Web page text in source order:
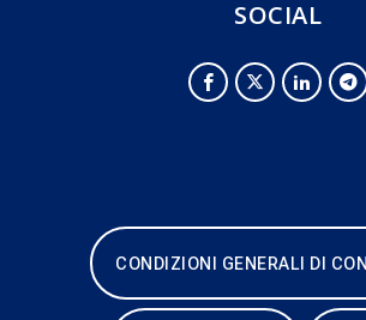
SOCIAL
CONDIZIONI GENERALI DI